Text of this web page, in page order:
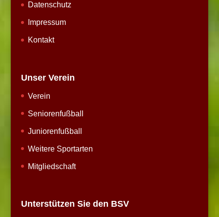
Datenschutz
Impressum
Kontakt
Unser Verein
Verein
Seniorenfußball
Juniorenfußball
Weitere Sportarten
Mitgliedschaft
Unterstützen Sie den BSV